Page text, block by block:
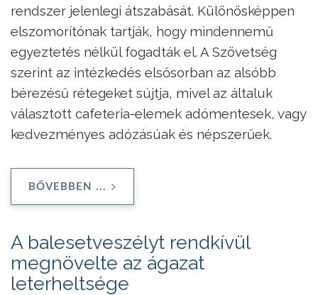
rendszer jelenlegi átszabását. Különösképpen
elszomorítónak tartják, hogy mindennemű
egyeztetés nélkül fogadták el. A Szövetség
szerint az intézkedés elsősorban az alsóbb
bérezésű rétegeket sújtja, mivel az általuk
választott cafeteria-elemek adómentesek, vagy
kedvezményes adózásúak és népszerűek.
BŐVEBBEN ...
A balesetveszélyt rendkívül
megnövelte az ágazat
leterheltsége